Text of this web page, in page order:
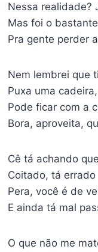
Nessa realidade?
Mas foi o bastante
Pra gente perder
Nem lembrei que
Puxa uma
Pode ficar com a
Bora, aproveita,
Cê tá achando
Coitado, tá errado
Pera, você é de
E ainda tá mal
O que não me